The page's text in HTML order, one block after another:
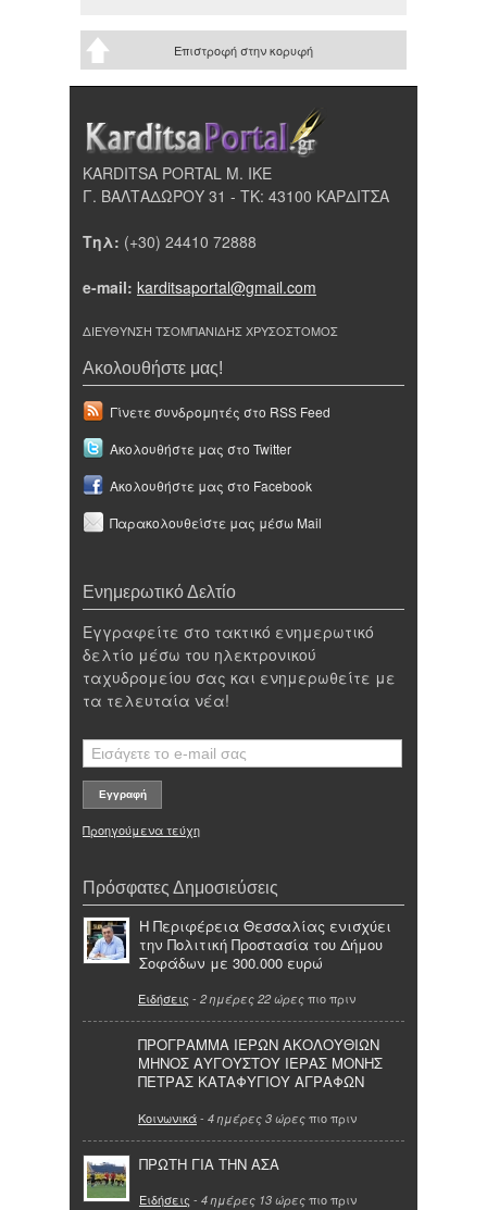
Επιστροφή στην κορυφή
KARDITSA PORTAL Μ. ΙΚΕ
Γ. ΒΑΛΤΑΔΩΡΟΥ 31 - ΤΚ: 43100 ΚΑΡΔΙΤΣΑ
Τηλ: (+30) 24410 72888
e-mail: karditsaportal@gmail.com
ΔΙΕΥΘΥΝΣΗ ΤΣΟΜΠΑΝΙΔΗΣ ΧΡΥΣΟΣΤΟΜΟΣ
Ακολουθήστε μας!
Γίνετε συνδρομητές στο RSS Feed
Ακολουθήστε μας στο Twitter
Ακολουθήστε μας στο Facebook
Παρακολουθείστε μας μέσω Mail
Ενημερωτικό Δελτίο
Εγγραφείτε στο τακτικό ενημερωτικό
δελτίο μέσω του ηλεκτρονικού
ταχυδρομείου σας και ενημερωθείτε με
τα τελευταία νέα!
Προηγούμενα τεύχη
Πρόσφατες Δημοσιεύσεις
Η Περιφέρεια Θεσσαλίας ενισχύει
την Πολιτική Προστασία του Δήμου
Σοφάδων με 300.000 ευρώ
Ειδήσεις - 2 ημέρες 22 ώρες πιο πριν
ΠΡΟΓΡΑΜΜΑ ΙΕΡΩΝ ΑΚΟΛΟΥΘΙΩΝ
ΜΗΝΟΣ ΑΥΓΟΥΣΤΟΥ ΙΕΡΑΣ ΜΟΝΗΣ
ΠΕΤΡΑΣ ΚΑΤΑΦΥΓΙΟΥ ΑΓΡΑΦΩΝ
Κοινωνικά- 4 ημέρες 3 ώρες πιο πριν
ΠΡΩΤΗ ΓΙΑ ΤΗΝ ΑΣΑ
Ειδήσεις - 4 ημέρες 13 ώρες πιο πριν